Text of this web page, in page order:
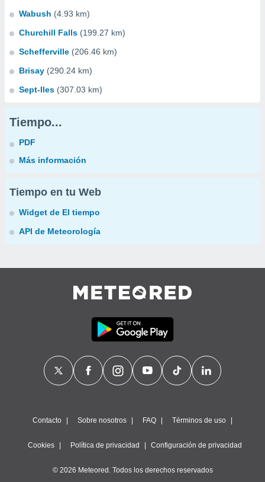
Wabush (4.93 km)
Churchill Falls (199.27 km)
Schefferville (206.46 km)
Brisay (290.24 km)
Sept-Iles (307.03 km)
Tiempo...
PDF
Más información
Tiempo en tu Web
Widget de El tiempo
API de Meteorología
Contacto Sobre nosotros FAQ Términos de uso
Cookies Política de privacidad Configuración de privacidad
© 2026 Meteored. Todos los derechos reservados